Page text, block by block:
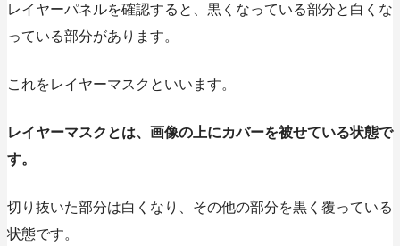
レイヤーパネルを確認すると、黒くなっている部分と白くな
っている部分があります。
これをレイヤーマスクといいます。
レイヤーマスクとは、画像の上にカバーを被せている状態で
す。
切り抜いた部分は白くなり、その他の部分を黒く覆っている
状態です。